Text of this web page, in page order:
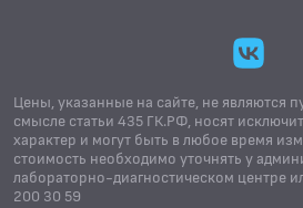
Цены, указанные на сайте, не являются
смысле статьи 435 ГК.РФ, носят
характер и могут быть в любое время
стоимость необходимо уточнять у
лабораторно-диагностическом центре
200 30 59